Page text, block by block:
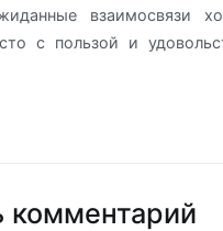
взаимосвязи
с пользой и
комментарий